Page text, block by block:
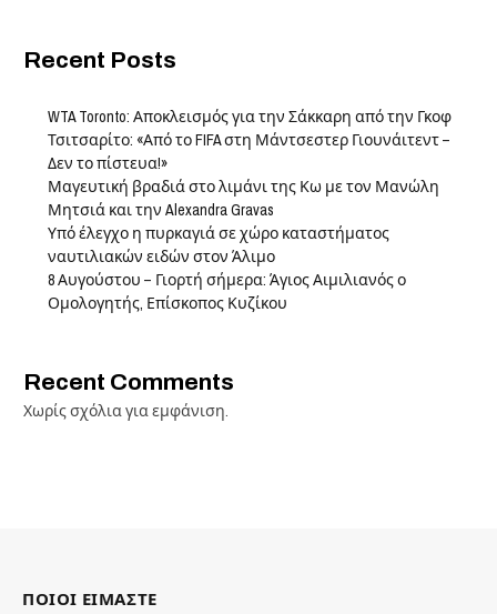
Recent Posts
WTA Toronto: Αποκλεισμός για την Σάκκαρη από την Γκοφ
Τσιτσαρίτο: «Από το FIFA στη Μάντσεστερ Γιουνάιτεντ –
Δεν το πίστευα!»
Μαγευτική βραδιά στο λιμάνι της Κω με τον Μανώλη
Μητσιά και την Alexandra Gravas
Υπό έλεγχο η πυρκαγιά σε χώρο καταστήματος
ναυτιλιακών ειδών στον Άλιμο
8 Αυγούστου – Γιορτή σήμερα: Άγιος Αιμιλιανός ο
Ομολογητής, Επίσκοπος Κυζίκου
Recent Comments
Χωρίς σχόλια για εμφάνιση.
ΠΟΙΟΙ ΕΙΜΑΣΤΕ